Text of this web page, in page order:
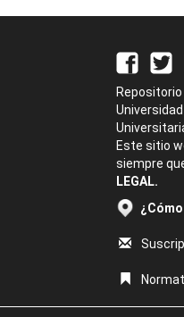
Repositorio
Este sitio
siempre
LEGAL.